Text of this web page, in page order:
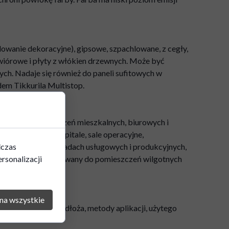
dekoracyjne), gipsowe, szpachlowane, z cegły,
i płyty z włókien drzewnych. Może być
Nadaje się również do paneli sufitowych w
Tikkurila Multistop.
pomieszczeń mieszkalnych, biurowych i
zdrowia (szpitale, sale operacyjne,
itp.), zakładach usługowych i produkcyjnych,
Dedykowany do pomieszczeń wilgotnych
i zużycie.
i tekstury podłoża, metody aplikacji, użytego
wszystkie